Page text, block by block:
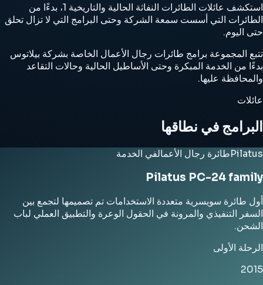
استكشف عائلات الطائرات النفاثة الحالية والتاريخية 1، بدءًا من
الطائرات التي أسست سمعة الشركة وحتى البرامج التي لا تزال تحلق
حتى اليوم.
تتبع المجموعة برامج طائرات رجال الأعمال الخاصة بشركة بيلاتوس
بدءًا من الخدمة المبكرة وحتى الأساطيل الحالية وحالات التقاعد
والمحافظة عليها.
عائلات
البرامج في نطاقها
Pilatusطائرة رجال الأعمالفي الخدمة
Pilatus PC-24 family
أول طائرة سويسرية متعددة الاستخدامات تم تصميمها لتجمع بين
السفر التنفيذي والمرونة في الحقول الوعرة والتطبيق العملي لباب
الشحن.
الرحلة الأولى
2015